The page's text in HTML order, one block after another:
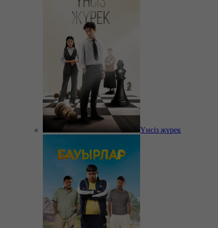
Үнсіз жүрек